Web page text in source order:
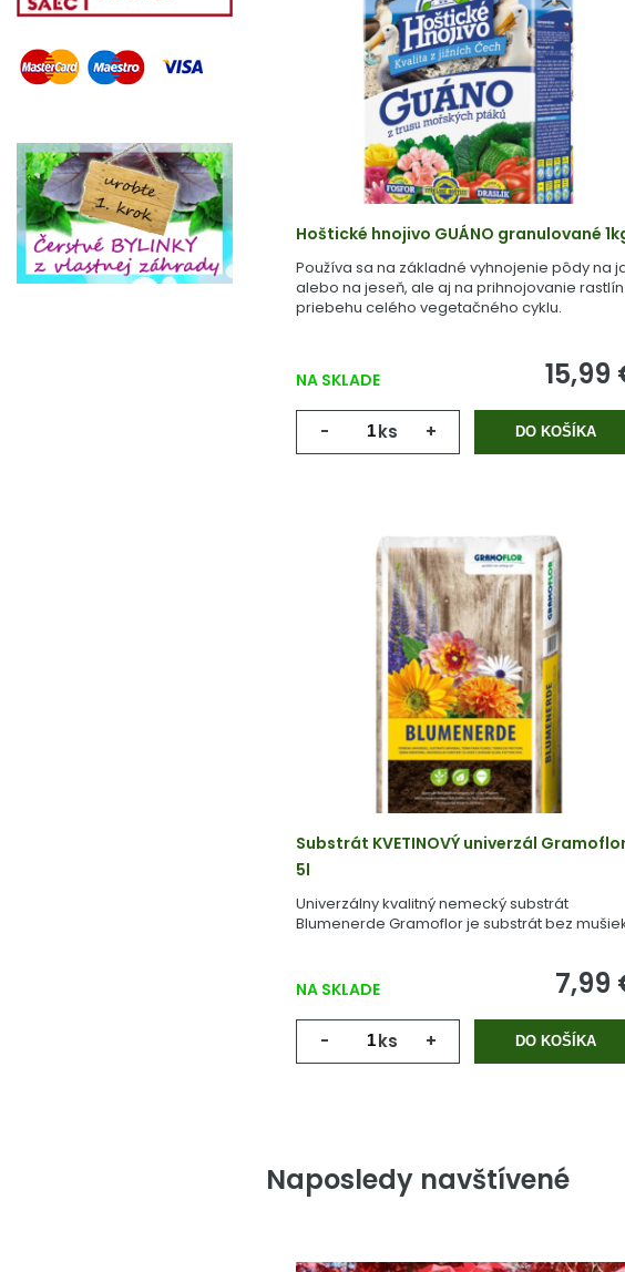
Hoštické hnojivo GUÁNO granulované
Používa sa na základné vyhnojenie pôdy na
alebo na jeseň, ale aj na prihnojovanie
priebehu celého vegetačného cyklu.
NA SKLADE 15,99
- ks + DO KOŠÍKA
Substrát KVETINOVÝ univerzál
5l
Univerzálny kvalitný nemecký substrát
Blumenerde Gramoflor je substrát bez
NA SKLADE 7,99
- ks + DO KOŠÍKA
Naposledy navštívené